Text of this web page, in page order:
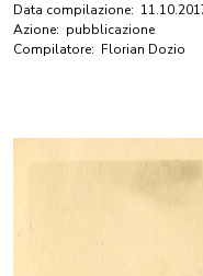
Data compilazione:
Azione: pubblicazione
Compilatore: Florian Dozio